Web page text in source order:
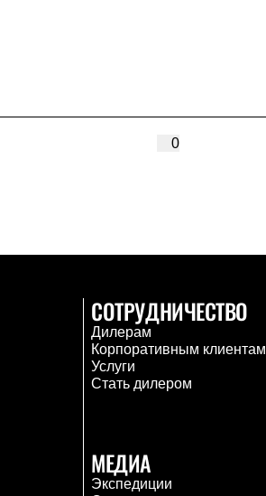
0
СОТРУДНИЧЕСТВО
Дилерам
Корпоративным клиентам
Услуги
Стать дилером
МЕДИА
Экспедиции